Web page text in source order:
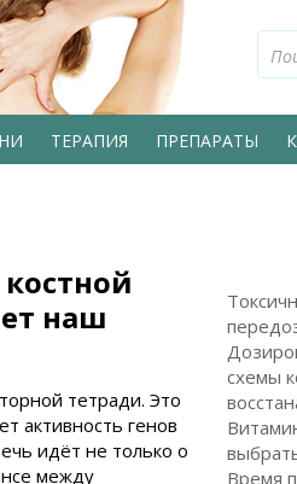
ТЕРАПИЯ ПРЕПАРАТЫ
наш
тетради. Это
активность генов
идёт не только о
между
схемы
Время